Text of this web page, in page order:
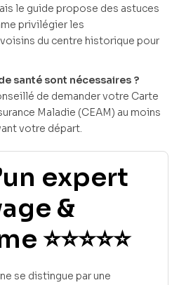
le guide propose des astuces
privilégier les
du centre historique pour
santé sont nécessaires ?
de demander votre Carte
Maladie (CEAM) au moins
votre départ.
expert
&
⭐⭐⭐⭐⭐
se distingue par une